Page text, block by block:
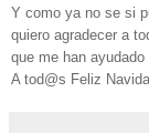
Y como ya no se si
quiero agradecer a
que me han
A tod@s Feliz